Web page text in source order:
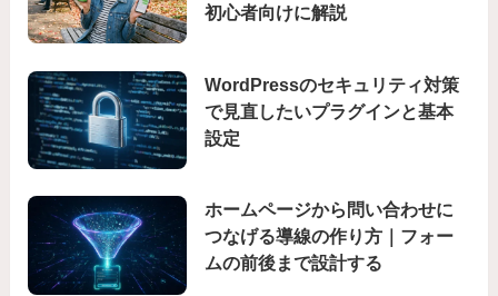
初心者向けに解説
WordPressのセキュリティ対策
で見直したいプラグインと基本
設定
ホームページから問い合わせに
つなげる導線の作り方｜フォー
ムの前後まで設計する